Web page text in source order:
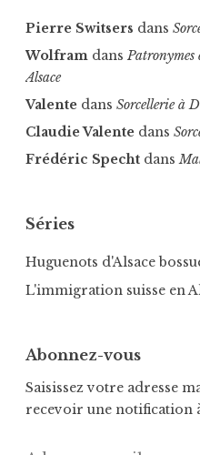
d
i
a
e
e
s
,
S
n
-
B
s
Pierre Switsers dans
Wolfram dans Patronymes
Alsace
Valente dans Sorcellerie à
Claudie Valente dans
Frédéric Specht dans
Séries
Huguenots d'Alsace
L'immigration suisse en
Abonnez-vous
Saisissez votre adresse
recevoir une notification